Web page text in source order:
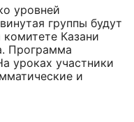
уровней
группы будут
Казани
Программа
уроках участники
и